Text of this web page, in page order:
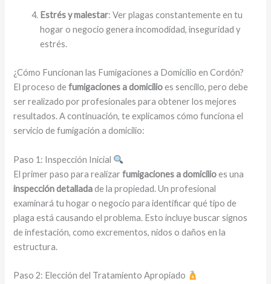
Estrés y malestar: Ver plagas constantemente en tu
hogar o negocio genera incomodidad, inseguridad y
estrés.
¿Cómo Funcionan las Fumigaciones a Domicilio en Cordón?
El proceso defumigaciones a domicilioes sencillo, pero debe
ser realizado por profesionales para obtener los mejores
resultados. A continuación, te explicamos cómo funciona el
servicio de fumigación a domicilio:
Paso 1: Inspección Inicial
El primer paso para realizarfumigaciones a domicilioes una
inspección detalladade la propiedad. Un profesional
examinará tu hogar o negocio para identificar qué tipo de
plaga está causando el problema. Esto incluye buscar signos
de infestación, como excrementos, nidos o daños en la
estructura.
Paso 2: Elección del Tratamiento Apropiado